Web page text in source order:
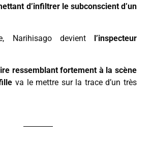
d’infiltrer le subconscient d’un
Narihisago devient
l’inspecteur
ressemblant fortement à la scène
va le mettre sur la trace d’un très